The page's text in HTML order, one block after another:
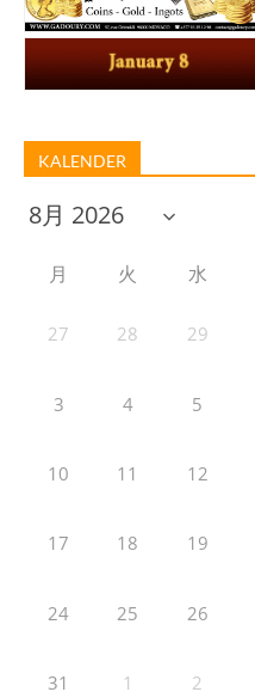
KALENDER
月 火 水
27 28 29
3 4 5
10 11 12
17 18 19
24 25 26
31 1 2